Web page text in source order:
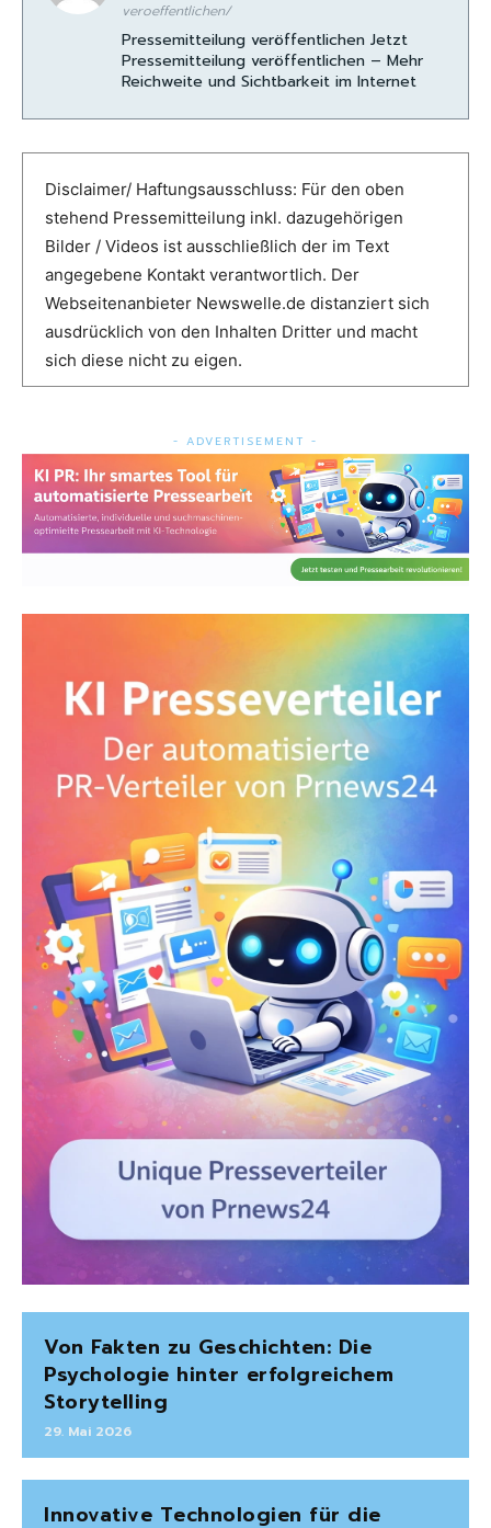
veroeffentlichen/
Pressemitteilung veröffentlichen Jetzt
Pressemitteilung veröffentlichen – Mehr
Reichweite und Sichtbarkeit im Internet
Disclaimer/ Haftungsausschluss: Für den oben
stehend Pressemitteilung inkl. dazugehörigen
Bilder / Videos ist ausschließlich der im Text
angegebene Kontakt verantwortlich. Der
Webseitenanbieter Newswelle.de distanziert sich
ausdrücklich von den Inhalten Dritter und macht
sich diese nicht zu eigen.
- ADVERTISEMENT -
Von Fakten zu Geschichten: Die
Psychologie hinter erfolgreichem
Storytelling
29. Mai 2026
Innovative Technologien für die